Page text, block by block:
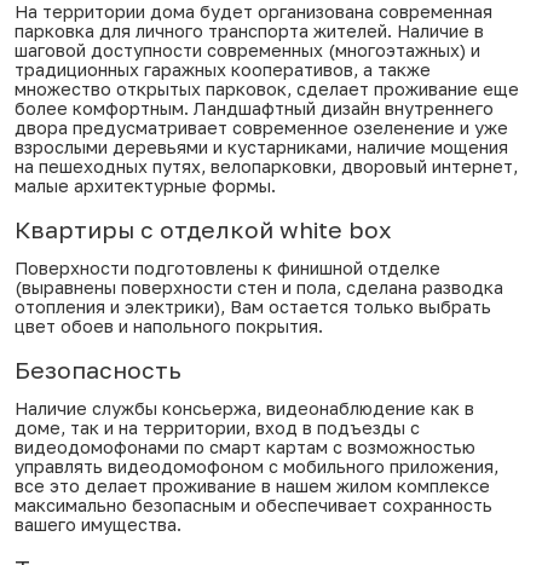
На территории дома будет организована современная
парковка для личного транспорта жителей. Наличие в
шаговой доступности современных (многоэтажных) и
традиционных гаражных кооперативов, а также
множество открытых парковок, сделает проживание еще
более комфортным. Ландшафтный дизайн внутреннего
двора предусматривает современное озеленение и уже
взрослыми деревьями и кустарниками, наличие мощения
на пешеходных путях, велопарковки, дворовый интернет,
малые архитектурные формы.
Квартиры с отделкой white box
Поверхности подготовлены к финишной отделке
(выравнены поверхности стен и пола, сделана разводка
отопления и электрики), Вам остается только выбрать
цвет обоев и напольного покрытия.
Безопасность
Наличие службы консьержа, видеонаблюдение как в
доме, так и на территории, вход в подъезды с
видеодомофонами по смарт картам с возможностью
управлять видеодомофоном с мобильного приложения,
все это делает проживание в нашем жилом комплексе
максимально безопасным и обеспечивает сохранность
вашего имущества.